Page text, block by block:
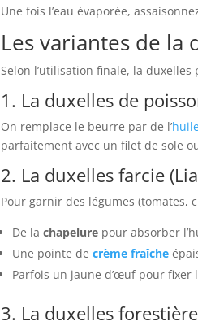
Une fois l’eau évaporée,
Les variantes de la
Selon l’utilisation finale, la duxelles
1. La duxelles de
On remplace le beurre par de l’
parfaitement avec un filet de sole
2. La duxelles farcie
Pour garnir des légumes (tomates,
De lachapelure pour absorber
Une pointe decrème fraîche
Parfois un jaune d’œuf pour fixer
3. La duxelles forestière